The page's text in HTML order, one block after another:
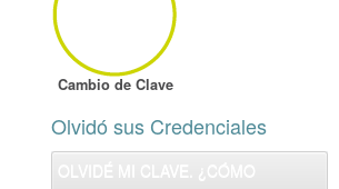
Cambio de Clave
Olvidó sus Credenciales